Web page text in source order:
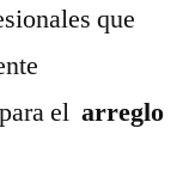
que
el arreglo